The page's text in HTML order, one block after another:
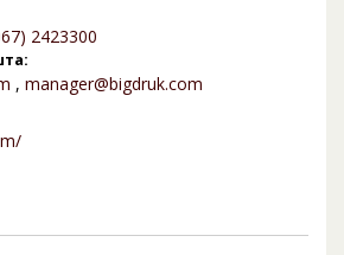
2423300
, manager@bigdruk.com